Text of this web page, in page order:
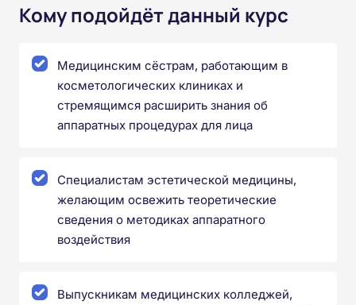
Кому подойдёт данный курс
Медицинским сёстрам, работающим в
косметологических клиниках и
стремящимся расширить знания об
аппаратных процедурах для лица
Специалистам эстетической медицины,
желающим освежить теоретические
сведения о методиках аппаратного
воздействия
Выпускникам медицинских колледжей,